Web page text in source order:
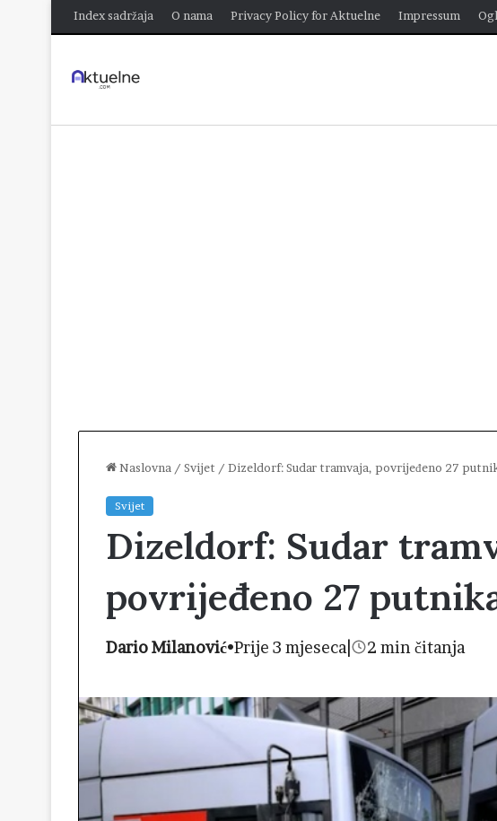
Index sadržaja O nama Privacy Policy for Aktuelne Impressum
Naslovna / Svijet / Dizeldorf: Sudar tramvaja, povrijeđeno 27
Svijet
Dizeldorf: Sudar
povrijeđeno 27
Dario Milanović•Prije 3 mjeseca 2 min čitanja